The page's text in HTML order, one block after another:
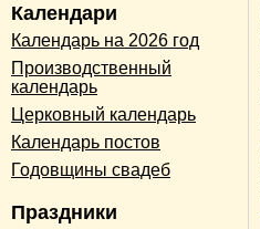
Календари
Календарь на 2026 год
Производственный
календарь
Церковный календарь
Календарь постов
Годовщины свадеб
Праздники